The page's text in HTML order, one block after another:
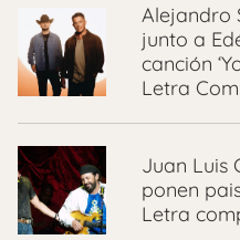
Alejandro
junto a
canción
Letra
Juan Luis
ponen
Letra